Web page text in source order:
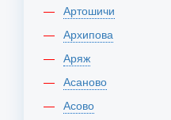
Артошичи
Архипова
Аряж
Асаново
Асово